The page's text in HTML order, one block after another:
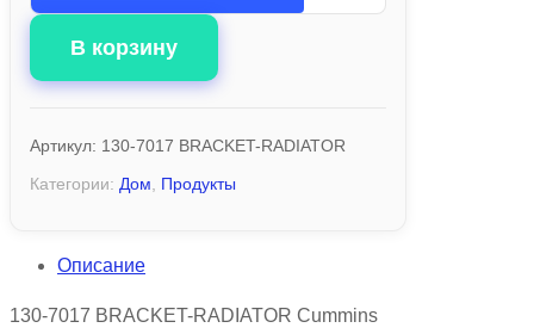
В корзину
Артикул: 130-7017 BRACKET-RADIATOR
Категории: Дом Продукты
Описание
130-7017 BRACKET-RADIATOR Cummins